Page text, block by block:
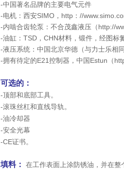
-中国著名品牌的主要电气元件
-电机：西安SIMO，http：//
-内啮合齿轮泵：不合茂鑫液压（http://
-油缸：TSD，CHN材料，锻件，经图标
-液压系统：中国北京华德（与力士乐相
-拥有待定的E21控制器，中国Estun（
可选的：
-顶部和底部工具。
-滚珠丝杠和直线导轨。
-油冷却器
-安全光幕
-CE证书。
填料： 在工作表面上涂防锈油，并在